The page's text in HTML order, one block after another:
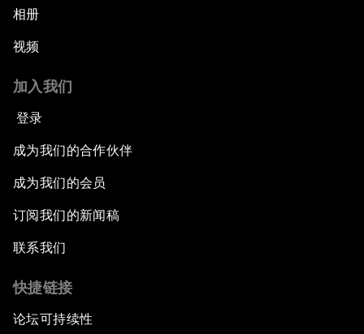
相册
视频
加入我们
登录
成为我们的合作伙伴
成为我们的会员
订阅我们的新闻稿
联系我们
快捷链接
论坛可持续性